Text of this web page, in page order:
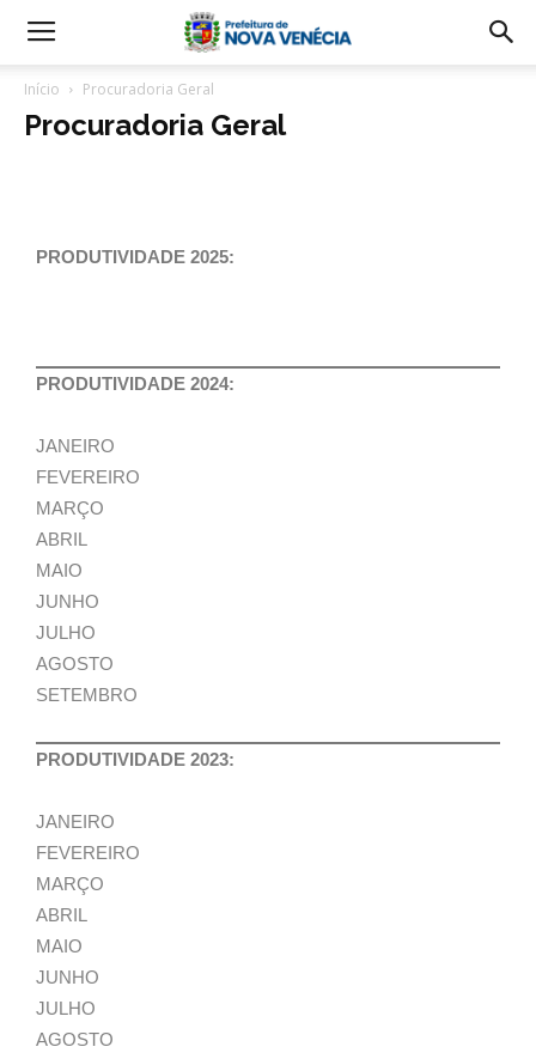
Início Procuradoria Geral
Procuradoria Geral
PRODUTIVIDADE 2025:
PRODUTIVIDADE 2024:
JANEIRO
FEVEREIRO
MARÇO
ABRIL
MAIO
JUNHO
JULHO
AGOSTO
SETEMBRO
PRODUTIVIDADE 2023:
JANEIRO
FEVEREIRO
MARÇO
ABRIL
MAIO
JUNHO
JULHO
AGOSTO